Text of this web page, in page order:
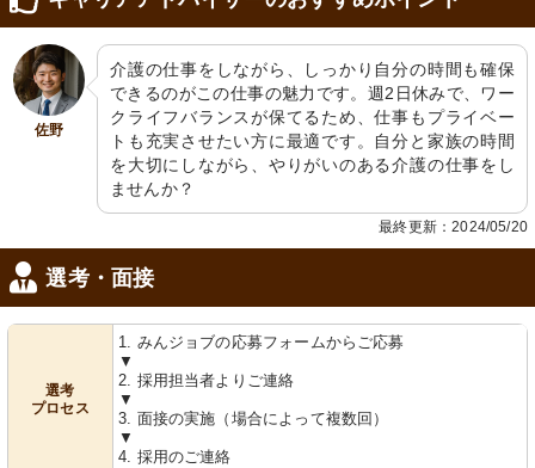
佐野
介護の仕事をしながら、しっかり自分の時間も確保
できるのがこの仕事の魅力です。週2日休みで、ワー
クライフバランスが保てるため、仕事もプライベー
トも充実させたい方に最適です。自分と家族の時間
を大切にしながら、やりがいのある介護の仕事をし
ませんか？
最終更新：2024/05/20
選考・面接
選考
プロセス
1. みんジョブの応募フォームからご応募
▼
2. 採用担当者よりご連絡
▼
3. 面接の実施（場合によって複数回）
▼
4. 採用のご連絡